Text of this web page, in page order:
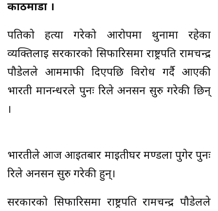
काठमाडौं ।
पतिको हत्या गरेको आरोपमा थुनामा रहेका
व्यक्तिलाई सरकारको सिफारिसमा राष्ट्रपति रामचन्द्र
पौडेलले आममाफी दिएपछि विरोध गर्दै आएकी
भारती मानन्धरले पुनः रिले अनसन सुरु गरेकी छिन्
।
भारतीले आज आइतबार माइतीघर मण्डला पुगेर पुनः
रिले अनसन सुरु गरेकी हुन्।
सरकारको सिफारिसमा राष्ट्रपति रामचन्द्र पौडेलले